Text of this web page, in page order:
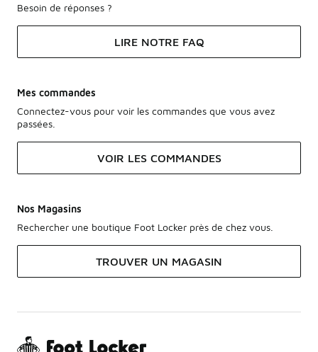
Besoin de réponses ?
LIRE NOTRE FAQ
Mes commandes
Connectez-vous pour voir les commandes que vous avez
passées.
VOIR LES COMMANDES
Nos Magasins
Rechercher une boutique Foot Locker près de chez vous.
TROUVER UN MAGASIN